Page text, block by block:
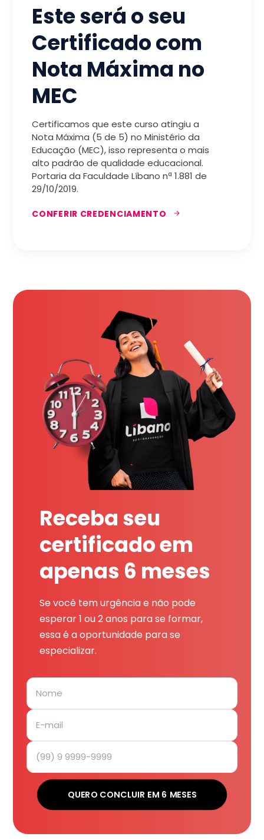
Este será o seu
Certificado com
Nota Máxima no
MEC
Certificamos que este curso atingiu a
Nota Máxima (5 de 5) no Ministério da
Educação (MEC), isso representa o mais
alto padrão de qualidade educacional.
Portaria da Faculdade Líbano nª 1.881 de
29/10/2019.
CONFERIR CREDENCIAMENTO
Receba seu
certificado em
apenas 6 meses
Se você tem urgência e não pode
esperar 1 ou 2 anos para se formar,
essa é a oportunidade para se
especializar.
QUERO CONCLUIR EM 6 MESES